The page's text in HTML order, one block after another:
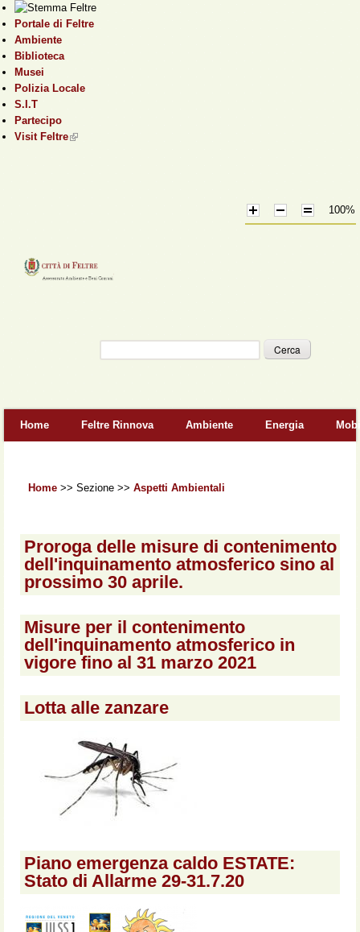
Portale di Feltre
Ambiente
Biblioteca
Musei
Polizia Locale
S.I.T
Partecipo
Visit Feltre(link is external)
100%
Home Feltre Rinnova Ambiente Energia
Home >> Sezione >> Aspetti Ambientali
Proroga delle misure di contenimento
dell'inquinamento atmosferico sino al
prossimo 30 aprile.
Misure per il contenimento
dell'inquinamento atmosferico in
vigore fino al 31 marzo 2021
Lotta alle zanzare
Piano emergenza caldo ESTATE:
Stato di Allarme 29-31.7.20